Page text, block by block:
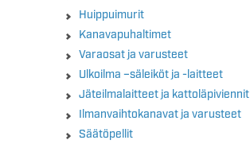
Huippuimurit
Kanavapuhaltimet
Varaosat ja varusteet
Ulkoilma –säleiköt ja -laitteet
Jäteilmalaitteet ja kattoläpiviennit
Ilmanvaihtokanavat ja varusteet
Säätöpellit